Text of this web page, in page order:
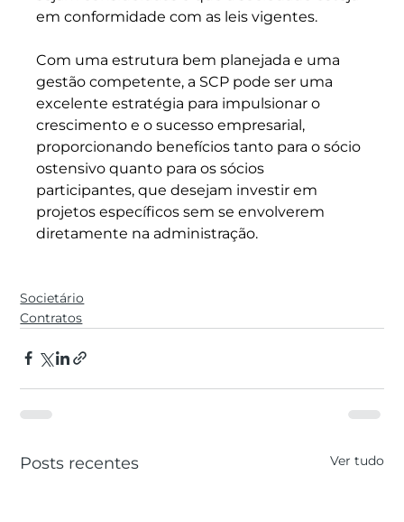
em conformidade com as leis vigentes.
Com uma estrutura bem planejada e uma
gestão competente, a SCP pode ser uma
excelente estratégia para impulsionar o
crescimento e o sucesso empresarial,
proporcionando benefícios tanto para o sócio
ostensivo quanto para os sócios
participantes, que desejam investir em
projetos específicos sem se envolverem
diretamente na administração.
Societário
Contratos
Posts recentes Ver tudo